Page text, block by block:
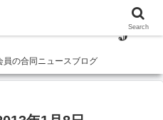
の合同ニュースブログ
Search